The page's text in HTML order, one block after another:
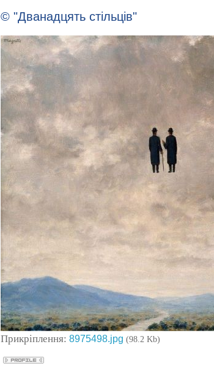
© "Дванадцять стільців"
Прикріплення: 8975498.jpg (98.2 Kb)